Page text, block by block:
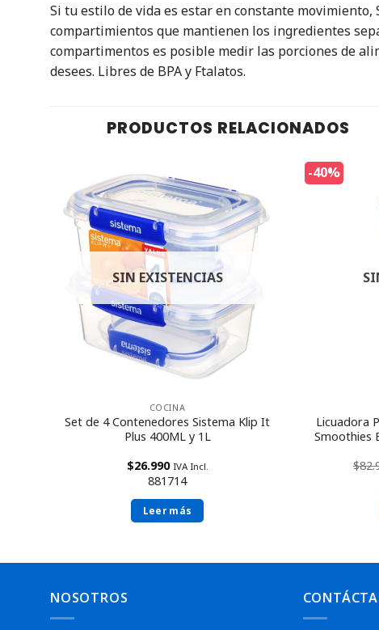
Si tu estilo de vida es estar en constante
compartimientos que mantienen los ingredientes
compartimentos es posible medir las porciones de
desees. Libres de BPA y Ftalatos.
PRODUCTOS RELACIONADOS
SIN EXISTENCIAS
COCINA
Set de 4 Contenedores Sistema Klip It
Plus 400ML y 1L
$26.990 IVA Incl.
881714
Leer más
-40%
Licuadora
Smoothies
$
NOSOTROS